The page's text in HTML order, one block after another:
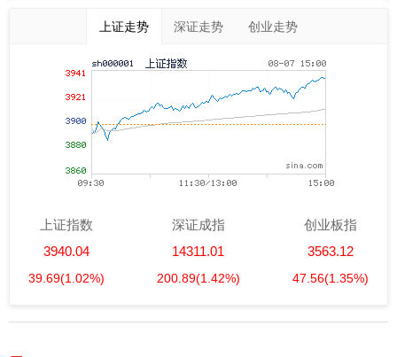
上证走势 深证走势 创业走势
上证指数
3940.04
39.69(1.02%)
深证成指
14311.01
200.89(1.42%)
创业板指
3563.12
47.56(1.35%)